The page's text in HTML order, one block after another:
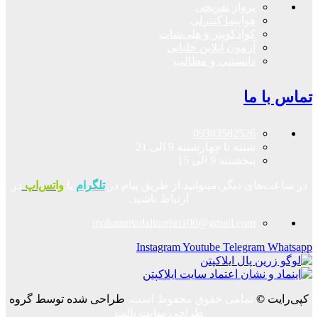
تماس با ما
در ساعت‌های دیگر،میتوانید از طریق پیام درتلگرام یاواتس‌اپ
InstagramYoutube Telegram Whatsapp
کپی‌رایت ©
طراحی شده توسط گروه